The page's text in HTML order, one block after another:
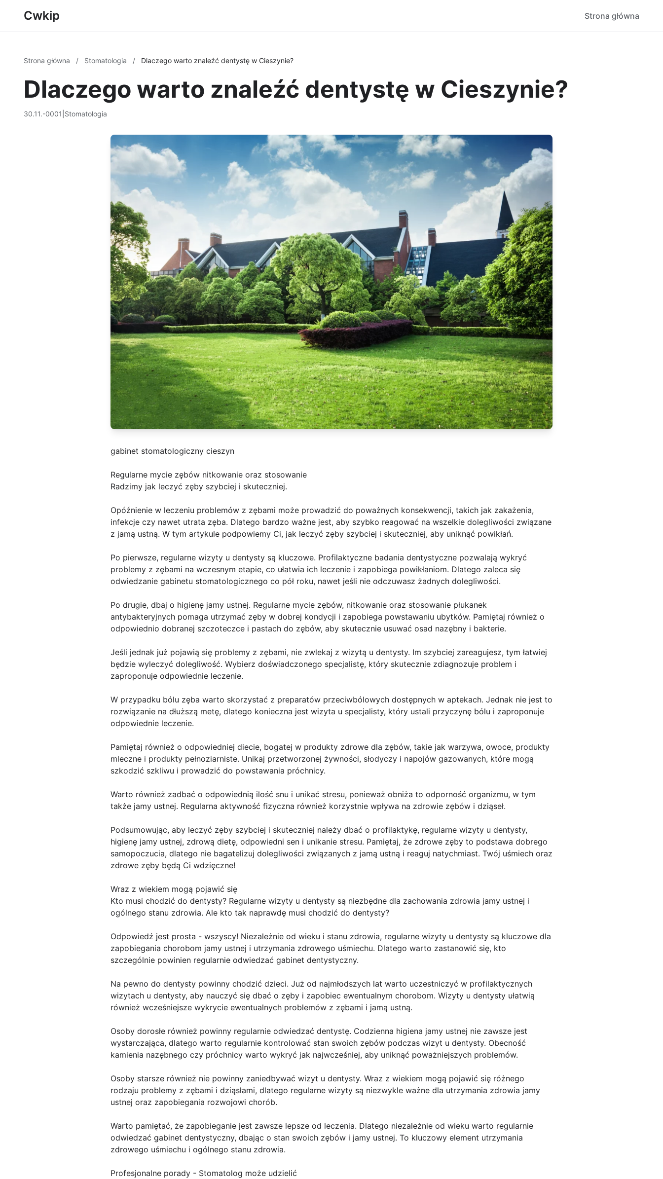
Cwkip Strona główna
Strona główna / Stomatologia / Dlaczego warto znaleźć dentystę w Cieszynie?
Dlaczego warto znaleźć dentystę w Cieszynie?
30.11.-0001 Stomatologia
gabinet stomatologiczny cieszyn
Regularne mycie zębów nitkowanie oraz stosowanie
Radzimy jak leczyć zęby szybciej i skuteczniej.
Opóźnienie w leczeniu problemów z zębami może prowadzić do poważnych konsekwencji, takich jak zakażenia,
infekcje czy nawet utrata zęba. Dlatego bardzo ważne jest, aby szybko reagować na wszelkie dolegliwości związane
z jamą ustną. W tym artykule podpowiemy Ci, jak leczyć zęby szybciej i skuteczniej, aby uniknąć powikłań.
Po pierwsze, regularne wizyty u dentysty są kluczowe. Profilaktyczne badania dentystyczne pozwalają wykryć
problemy z zębami na wczesnym etapie, co ułatwia ich leczenie i zapobiega powikłaniom. Dlatego zaleca się
odwiedzanie gabinetu stomatologicznego co pół roku, nawet jeśli nie odczuwasz żadnych dolegliwości.
Po drugie, dbaj o higienę jamy ustnej. Regularne mycie zębów, nitkowanie oraz stosowanie płukanek
antybakteryjnych pomaga utrzymać zęby w dobrej kondycji i zapobiega powstawaniu ubytków. Pamiętaj również o
odpowiednio dobranej szczoteczce i pastach do zębów, aby skutecznie usuwać osad nazębny i bakterie.
Jeśli jednak już pojawią się problemy z zębami, nie zwlekaj z wizytą u dentysty. Im szybciej zareagujesz, tym łatwiej
będzie wyleczyć dolegliwość. Wybierz doświadczonego specjalistę, który skutecznie zdiagnozuje problem i
zaproponuje odpowiednie leczenie.
W przypadku bólu zęba warto skorzystać z preparatów przeciwbólowych dostępnych w aptekach. Jednak nie jest to
rozwiązanie na dłuższą metę, dlatego konieczna jest wizyta u specjalisty, który ustali przyczynę bólu i zaproponuje
odpowiednie leczenie.
Pamiętaj również o odpowiedniej diecie, bogatej w produkty zdrowe dla zębów, takie jak warzywa, owoce, produkty
mleczne i produkty pełnoziarniste. Unikaj przetworzonej żywności, słodyczy i napojów gazowanych, które mogą
szkodzić szkliwu i prowadzić do powstawania próchnicy.
Warto również zadbać o odpowiednią ilość snu i unikać stresu, ponieważ obniża to odporność organizmu, w tym
także jamy ustnej. Regularna aktywność fizyczna również korzystnie wpływa na zdrowie zębów i dziąseł.
Podsumowując, aby leczyć zęby szybciej i skuteczniej należy dbać o profilaktykę, regularne wizyty u dentysty,
higienę jamy ustnej, zdrową dietę, odpowiedni sen i unikanie stresu. Pamiętaj, że zdrowe zęby to podstawa dobrego
samopoczucia, dlatego nie bagatelizuj dolegliwości związanych z jamą ustną i reaguj natychmiast. Twój uśmiech oraz
zdrowe zęby będą Ci wdzięczne!
Wraz z wiekiem mogą pojawić się
Kto musi chodzić do dentysty? Regularne wizyty u dentysty są niezbędne dla zachowania zdrowia jamy ustnej i
ogólnego stanu zdrowia. Ale kto tak naprawdę musi chodzić do dentysty?
Odpowiedź jest prosta - wszyscy! Niezależnie od wieku i stanu zdrowia, regularne wizyty u dentysty są kluczowe dla
zapobiegania chorobom jamy ustnej i utrzymania zdrowego uśmiechu. Dlatego warto zastanowić się, kto
szczególnie powinien regularnie odwiedzać gabinet dentystyczny.
Na pewno do dentysty powinny chodzić dzieci. Już od najmłodszych lat warto uczestniczyć w profilaktycznych
wizytach u dentysty, aby nauczyć się dbać o zęby i zapobiec ewentualnym chorobom. Wizyty u dentysty ułatwią
również wcześniejsze wykrycie ewentualnych problemów z zębami i jamą ustną.
Osoby dorosłe również powinny regularnie odwiedzać dentystę. Codzienna higiena jamy ustnej nie zawsze jest
wystarczająca, dlatego warto regularnie kontrolować stan swoich zębów podczas wizyt u dentysty. Obecność
kamienia nazębnego czy próchnicy warto wykryć jak najwcześniej, aby uniknąć poważniejszych problemów.
Osoby starsze również nie powinny zaniedbywać wizyt u dentysty. Wraz z wiekiem mogą pojawić się różnego
rodzaju problemy z zębami i dziąsłami, dlatego regularne wizyty są niezwykle ważne dla utrzymania zdrowia jamy
ustnej oraz zapobiegania rozwojowi chorób.
Warto pamiętać, że zapobieganie jest zawsze lepsze od leczenia. Dlatego niezależnie od wieku warto regularnie
odwiedzać gabinet dentystyczny, dbając o stan swoich zębów i jamy ustnej. To kluczowy element utrzymania
zdrowego uśmiechu i ogólnego stanu zdrowia.
Profesjonalne porady - Stomatolog może udzielić